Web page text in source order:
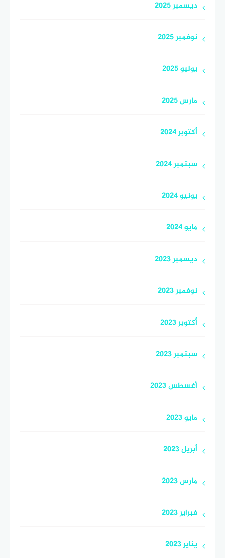
ديسمبر 2025
نوفمبر 2025
يوليو 2025
مارس 2025
أكتوبر 2024
سبتمبر 2024
يونيو 2024
مايو 2024
ديسمبر 2023
نوفمبر 2023
أكتوبر 2023
سبتمبر 2023
أغسطس 2023
مايو 2023
أبريل 2023
مارس 2023
فبراير 2023
يناير 2023